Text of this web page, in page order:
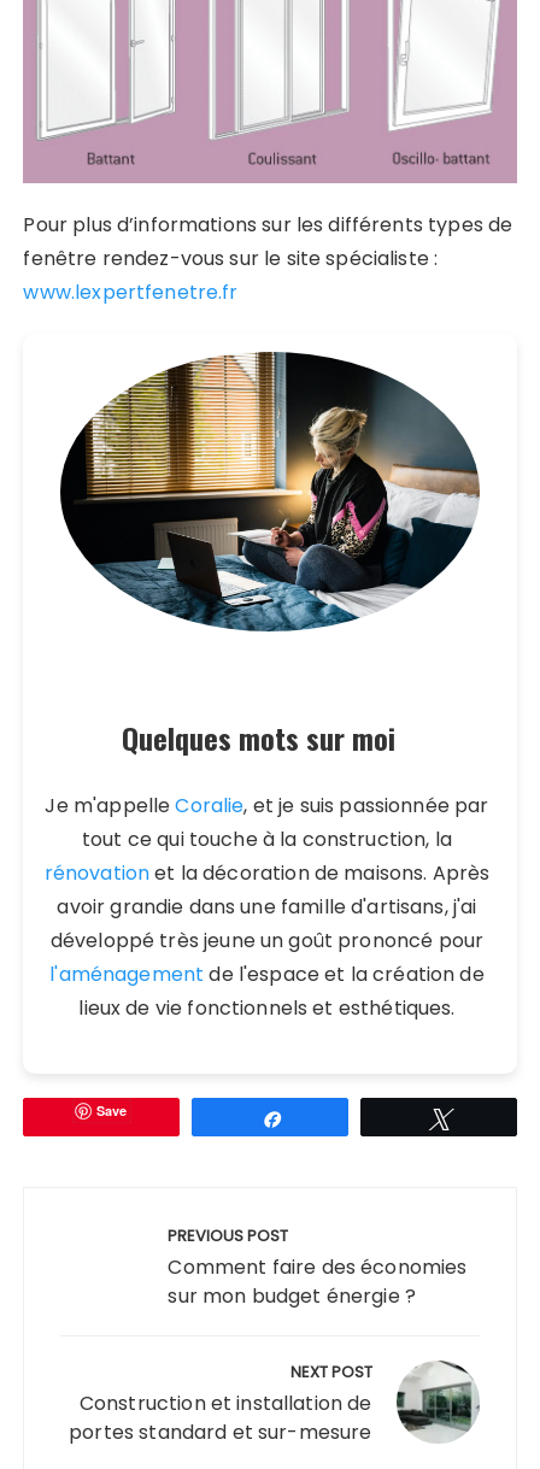
Pour plus d’informations sur les différents types de
fenêtre rendez-vous sur le site spécialiste :
www.lexpertfenetre.fr
Quelques mots sur moi
Je m'appelleCoralie, et je suis passionnée par
tout ce qui touche à la construction, la
rénovationet la décoration de maisons. Après
avoir grandie dans une famille d'artisans, j'ai
développé très jeune un goût prononcé pour
l'aménagement de l'espace et la création de
lieux de vie fonctionnels et esthétiques.
Save
PREVIOUS POST
Comment faire des économies
sur mon budget énergie ?
NEXT POST
Construction et installation de
portes standard et sur-mesure